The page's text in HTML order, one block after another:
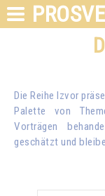
Die Reihe Izvor
Palette von
Vorträgen
geschätzt und